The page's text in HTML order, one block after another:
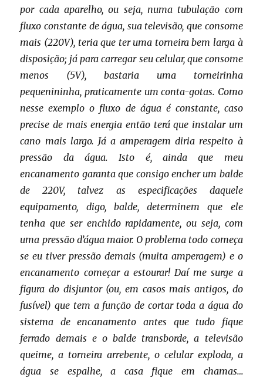
por cada aparelho, ou seja, numa tubulação com
fluxo constante de água, sua televisão, que consome
mais (220V), teria que ter uma torneira bem larga à
disposição; já para carregar seu celular, que consome
menos (5V), bastaria uma torneirinha
pequenininha, praticamente um conta-gotas. Como
nesse exemplo o fluxo de água é constante, caso
precise de mais energia então terá que instalar um
cano mais largo. Já a amperagem diria respeito à
pressão da água. Isto é, ainda que meu
encanamento garanta que consigo encher um balde
de 220V, talvez as especificações daquele
equipamento, digo, balde, determinem que ele
tenha que ser enchido rapidamente, ou seja, com
uma pressão d’água maior. O problema todo começa
se eu tiver pressão demais (muita amperagem) e o
encanamento começar a estourar! Daí me surge a
figura do disjuntor (ou, em casos mais antigos, do
fusível) que tem a função de cortar toda a água do
sistema de encanamento antes que tudo fique
ferrado demais e o balde transborde, a televisão
queime, a torneira arrebente, o celular exploda, a
água se espalhe, a casa fique em chamas…